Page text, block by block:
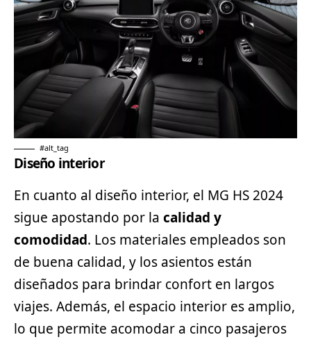
#alt_tag
Diseño interior
En cuanto al diseño interior, el MG HS 2024
sigue apostando por la calidad y
comodidad. Los materiales empleados son
de buena calidad, y los asientos están
diseñados para brindar confort en largos
viajes. Además, el espacio interior es amplio,
lo que permite acomodar a cinco pasajeros